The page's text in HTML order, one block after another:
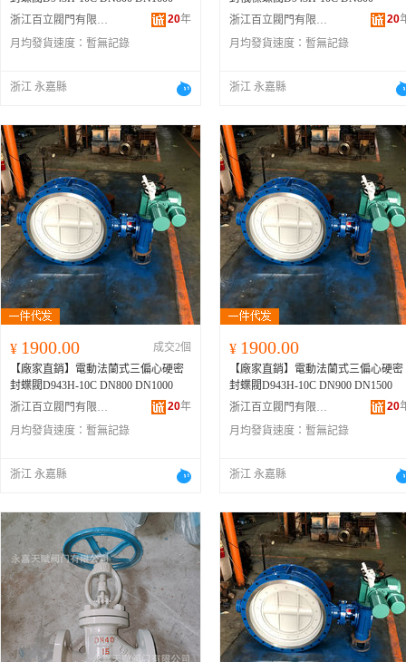
浙江百立閥門有限公司
20年
月均發貨速度： 暫無記錄
浙江 永嘉縣
浙江百立閥門有限公司
20
月均發貨速度： 暫無記錄
浙江 永嘉縣
¥ 1900.00
成交2個
【廠家直銷】電動法蘭式三偏心硬密
封蝶閥D943H-10C DN800 DN1000
浙江百立閥門有限公司
20年
月均發貨速度： 暫無記錄
浙江 永嘉縣
¥ 1900.00
【廠家直銷】電動法蘭式三偏心硬密
封蝶閥D943H-10C DN900 DN1500
浙江百立閥門有限公司
20
月均發貨速度： 暫無記錄
浙江 永嘉縣